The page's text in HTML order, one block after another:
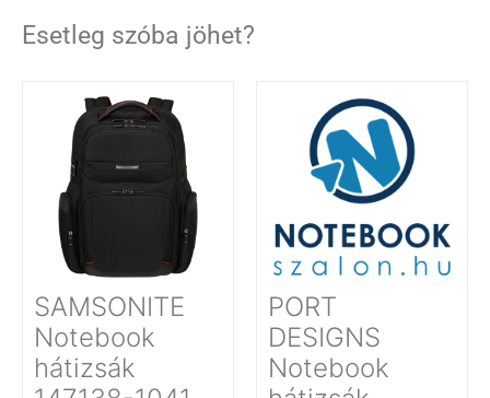
Esetleg szóba jöhet?
SAMSONITE
Notebook
hátizsák
PORT
DESIGNS
Notebook